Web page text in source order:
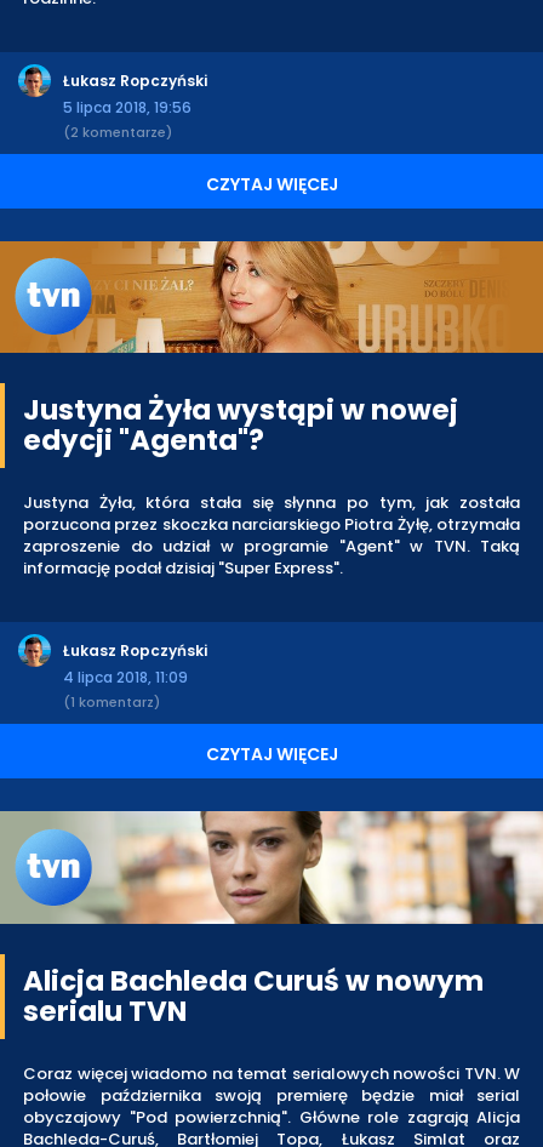
Łukasz Ropczyński
5 lipca 2018, 19:56
(2 komentarze)
CZYTAJ WIĘCEJ
Justyna Żyła wystąpi w nowej
edycji "Agenta"?
Justyna Żyła, która stała się słynna po tym, jak została
porzucona przez skoczka narciarskiego Piotra Żyłę, otrzymała
zaproszenie do udział w programie "Agent" w TVN. Taką
informację podał dzisiaj "Super Express".
Łukasz Ropczyński
4 lipca 2018, 11:09
(1 komentarz)
CZYTAJ WIĘCEJ
Alicja Bachleda Curuś w nowym
serialu TVN
Coraz więcej wiadomo na temat serialowych nowości TVN. W
połowie października swoją premierę będzie miał serial
obyczajowy "Pod powierzchnią". Główne role zagrają Alicja
Bachleda-Curuś, Bartłomiej Topa, Łukasz Simlat oraz